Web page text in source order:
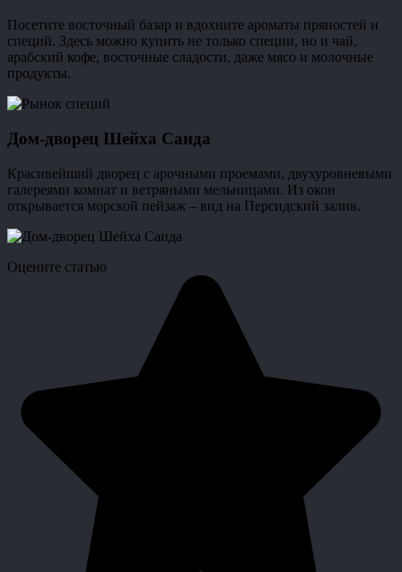
Посетите восточный базар и вдохните ароматы пряностей и
специй. Здесь можно купить не только специи, но и чай,
арабский кофе, восточные сладости, даже мясо и молочные
продукты.
Дом-дворец Шейха Саида
Красивейший дворец с арочными проемами, двухуровневыми
галереями комнат и ветряными мельницами. Из окон
открывается морской пейзаж – вид на Персидский залив.
Оцените статью